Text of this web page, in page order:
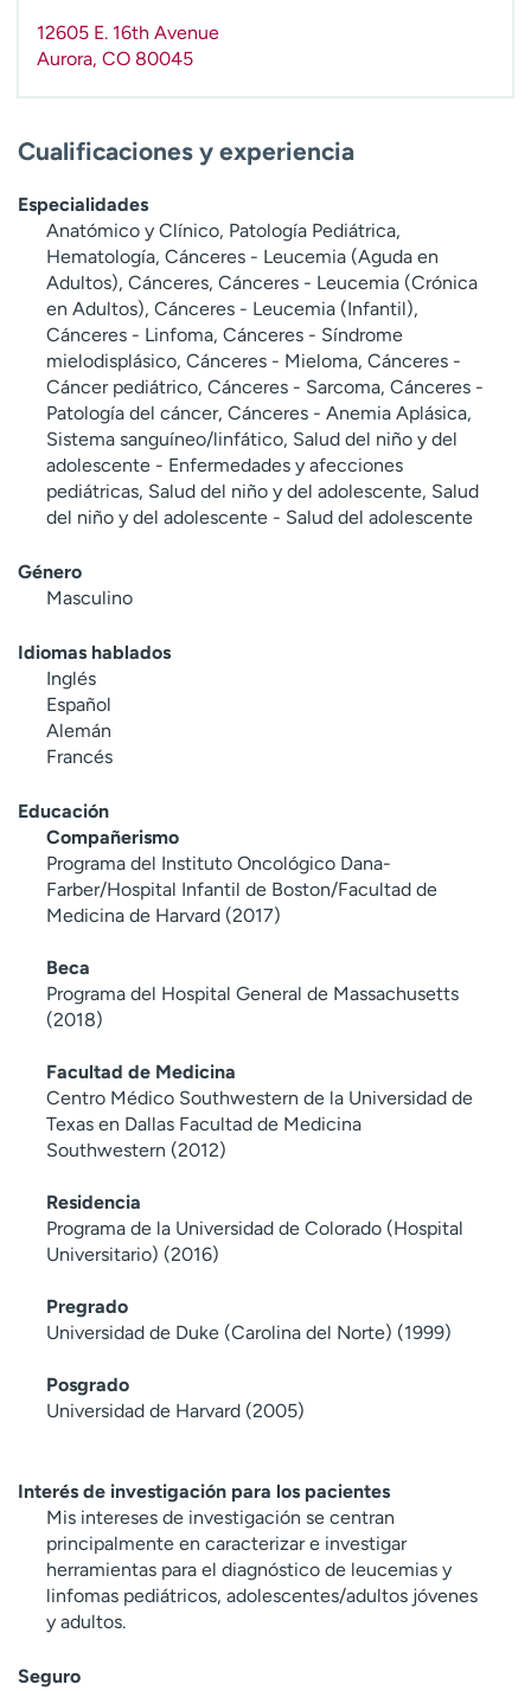
r
r
12605 E. 16th Avenue
Aurora, CO 80045
Cualificaciones y experiencia
Especialidades
Anatómico y Clínico, Patología Pediátrica,
Hematología, Cánceres - Leucemia (Aguda en
Adultos), Cánceres, Cánceres - Leucemia (Crónica
en Adultos), Cánceres - Leucemia (Infantil),
Cánceres - Linfoma, Cánceres - Síndrome
mielodisplásico, Cánceres - Mieloma, Cánceres -
Cáncer pediátrico, Cánceres - Sarcoma, Cánceres -
Patología del cáncer, Cánceres - Anemia Aplásica,
Sistema sanguíneo/linfático, Salud del niño y del
adolescente - Enfermedades y afecciones
pediátricas, Salud del niño y del adolescente, Salud
del niño y del adolescente - Salud del adolescente
Género
Masculino
Idiomas hablados
Inglés
Español
Alemán
Francés
Educación
Compañerismo
Programa del Instituto Oncológico Dana-
Farber/Hospital Infantil de Boston/Facultad de
Medicina de Harvard (2017)
Beca
Programa del Hospital General de Massachusetts
(2018)
Facultad de Medicina
Centro Médico Southwestern de la Universidad de
Texas en Dallas Facultad de Medicina
Southwestern (2012)
Residencia
Programa de la Universidad de Colorado (Hospital
Universitario) (2016)
Pregrado
Universidad de Duke (Carolina del Norte) (1999)
Posgrado
Universidad de Harvard (2005)
Interés de investigación para los pacientes
Mis intereses de investigación se centran
principalmente en caracterizar e investigar
herramientas para el diagnóstico de leucemias y
linfomas pediátricos, adolescentes/adultos jóvenes
y adultos.
Seguro